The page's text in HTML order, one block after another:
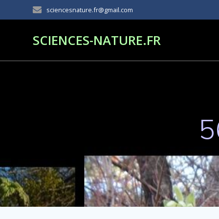
au
sciencesnature.fr@gmail.com
SCIENCES-NATURE.FR